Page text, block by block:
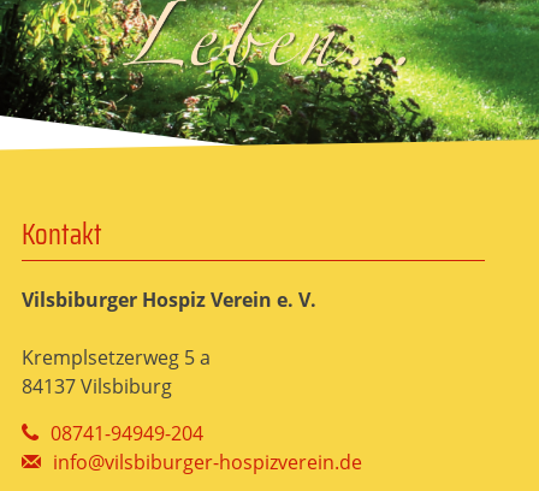
Kontakt
Vilsbiburger Hospiz Verein e. V.
Kremplsetzerweg 5 a
84137 Vilsbiburg
08741-94949-204
info@vilsbiburger-hospizverein.de